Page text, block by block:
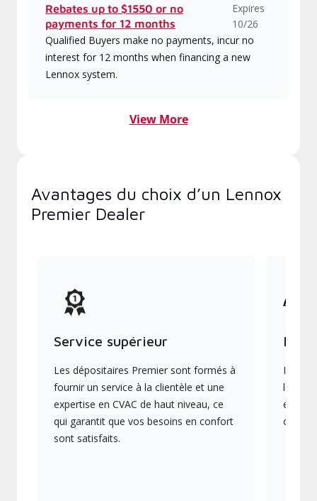
Rebates up to $1550 or no
payments for 12 months
Expires
10/26
Qualified Buyers make no payments, incur no
interest for 12 months when financing a new
Lennox system.
View More
Avantages du choix d’un Lennox
Premier Dealer
Service supérieur
Les dépositaires Premier sont formés à
fournir un service à la clientèle et une
expertise en CVAC de haut niveau, ce
qui garantit que vos besoins en confort
sont satisfaits.
Ils
les
en